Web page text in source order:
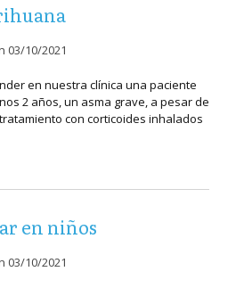
03/10/2021
en nuestra clínica una paciente
2 años, un asma grave, a pesar de
con corticoides inhalados
en niños
03/10/2021